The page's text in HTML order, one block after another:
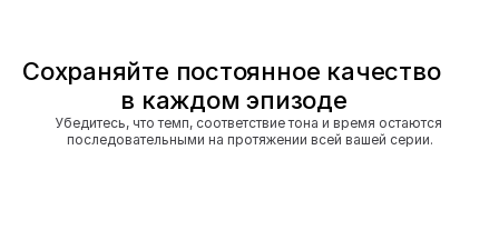
Сохраняйте постоянное качество
в каждом эпизоде
Убедитесь, что темп, соответствие тона и время остаются
последовательными на протяжении всей вашей серии.